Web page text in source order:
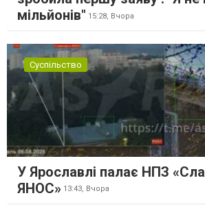
мільйонів" 15:28, Вчора
Суспільство
У Ярославлі палає НПЗ
ЯНОС» 13:43, Вчора